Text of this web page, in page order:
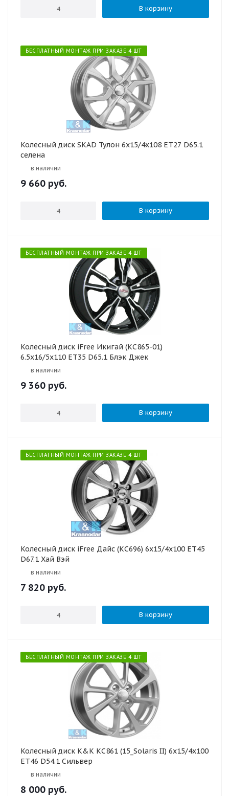
В корзину
БЕСПЛАТНЫЙ МОНТАЖ ПРИ ЗАКАЗЕ 4 ШТ
Колесный диск SKAD Тулон 6x15/4x108 ET27 D65.1
селена
в наличии
9 660 руб.
В корзину
БЕСПЛАТНЫЙ МОНТАЖ ПРИ ЗАКАЗЕ 4 ШТ
Колесный диск iFree Икигай (КС865-01)
6.5x16/5x110 ET35 D65.1 Блэк Джек
в наличии
9 360 руб.
В корзину
БЕСПЛАТНЫЙ МОНТАЖ ПРИ ЗАКАЗЕ 4 ШТ
Колесный диск iFree Дайс (КС696) 6x15/4x100 ET45
D67.1 Хай Вэй
в наличии
7 820 руб.
В корзину
БЕСПЛАТНЫЙ МОНТАЖ ПРИ ЗАКАЗЕ 4 ШТ
Колесный диск K&K КС861 (15_Solaris II) 6x15/4x100
ET46 D54.1 Сильвер
в наличии
8 000 руб.